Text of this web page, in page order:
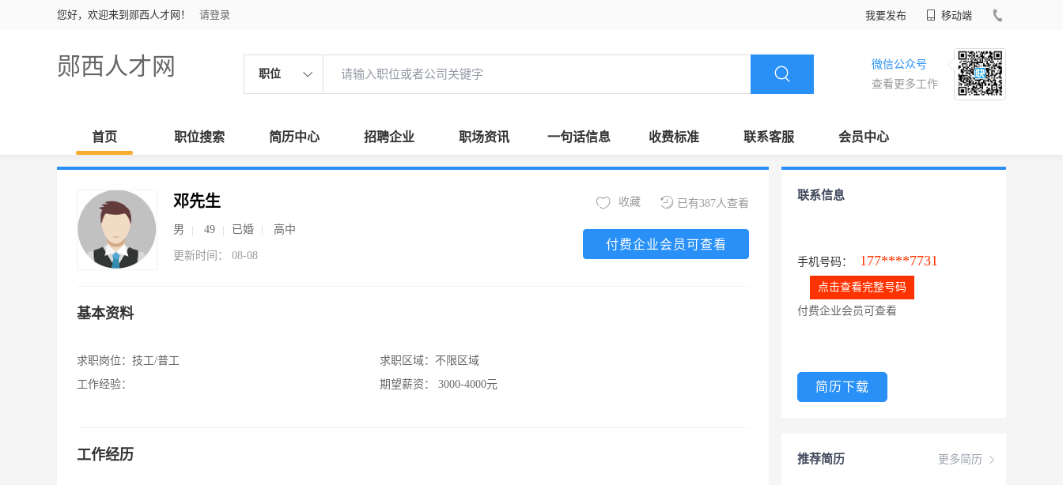
您好，欢迎来到郧西人才网！ 请登录 我要发布 移动端
郧西人才网 职位
微信公众号
查看更多工作
首页 职位搜索 简历中心 招聘企业 职场资讯 一句话信息 收费标准 联系客服 会员中心
邓先生
男 49 已婚 高中
更新时间： 08-08
已有387人查看
收藏
付费企业会员可查看
基本资料
求职岗位： 技工/普工
工作经验：
求职区域： 不限区域
期望薪资：
3000-4000元
工作经历
联系信息
手机号码： 177****7731
点击查看完整号码
付费企业会员可查看
简历下载
更多简历
推荐简历